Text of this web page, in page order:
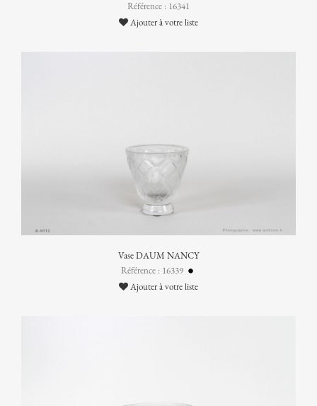
Référence : 16341
Ajouter à votre liste
Vase DAUM NANCY
Référence : 16339
Ajouter à votre liste